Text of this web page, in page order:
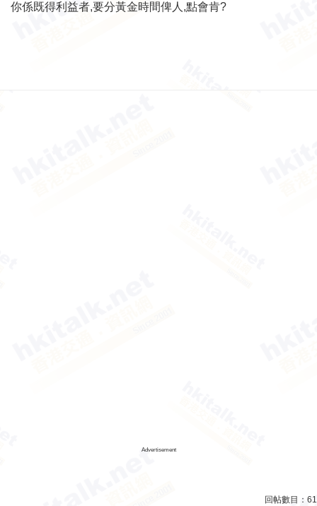
你係既得利益者,要分黃金時間俾人,點會肯?
Advertisement
回帖數目： 61